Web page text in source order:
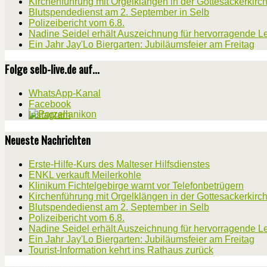
Blutspendedienst am 2. September in Selb
Polizeibericht vom 6.8.
Nadine Seidel erhält Auszeichnung für hervorragende
Ein Jahr Jay'Lo Biergarten: Jubiläumsfeier am Freitag
Folge selb-live.de auf...
WhatsApp-Kanal
Facebook
Instagram
Neueste Nachrichten
Erste-Hilfe-Kurs des Malteser Hilfsdienstes
ENKL verkauft Meilerkohle
Klinikum Fichtelgebirge warnt vor Telefonbetrügern
Kirchenführung mit Orgelklängen in der
Blutspendedienst am 2. September in Selb
Polizeibericht vom 6.8.
Nadine Seidel erhält Auszeichnung für hervorragende
Ein Jahr Jay'Lo Biergarten: Jubiläumsfeier am Freitag
Tourist-Information kehrt ins Rathaus zurück